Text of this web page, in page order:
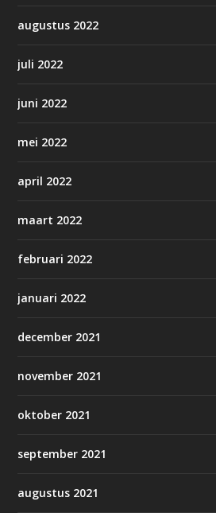
augustus 2022
juli 2022
juni 2022
mei 2022
april 2022
maart 2022
februari 2022
januari 2022
december 2021
november 2021
oktober 2021
september 2021
augustus 2021